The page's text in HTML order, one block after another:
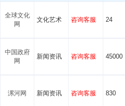
全球文化
网
文化艺术 咨询客服 24
中国政府
网
新闻资讯 咨询客服 45000
漯河网 新闻资讯 咨询客服 830